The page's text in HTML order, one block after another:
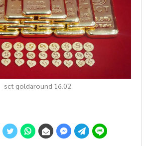
sct goldaround 16.02